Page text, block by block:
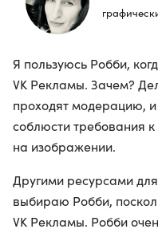
Я пользуюсь Робби,
VK Рекламы. Зачем?
проходят модерацию,
соблюсти требования к
на изображении.
Другими ресурсами
выбираю Робби,
VK Рекламы. Робби